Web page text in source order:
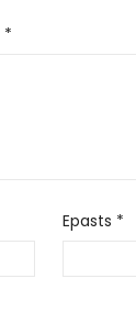
*
Epasts *